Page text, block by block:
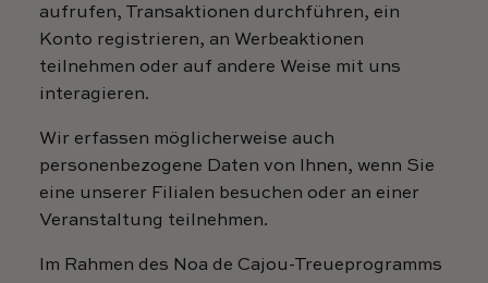
aufrufen, Transaktionen durchführen, ein
Konto registrieren, an Werbeaktionen
teilnehmen oder auf andere Weise mit uns
interagieren.
Wir erfassen möglicherweise auch
personenbezogene Daten von Ihnen, wenn Sie
eine unserer Filialen besuchen oder an einer
Veranstaltung teilnehmen.
Im Rahmen des Noa de Cajou-Treueprogramms